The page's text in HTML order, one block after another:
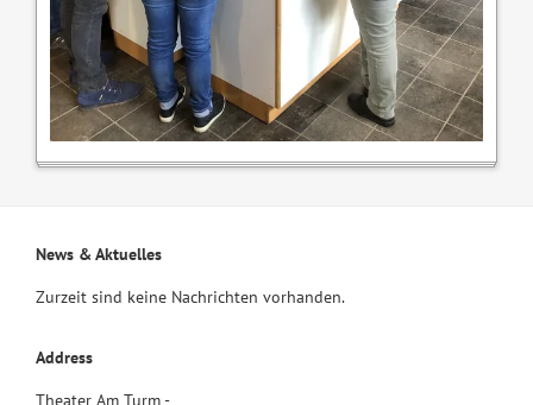
News & Aktuelles
Zurzeit sind keine Nachrichten vorhanden.
Address
Theater Am Turm -